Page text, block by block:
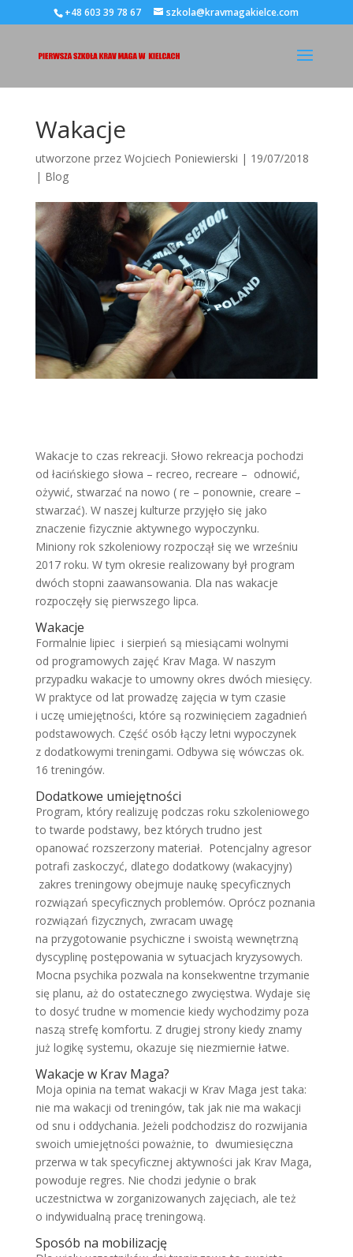
+48 603 39 78 67 szkola@kravmagakielce.com
Wakacje
utworzone przez Wojciech Poniewierski | 19/07/2018
| Blog
Wakacje to czas rekreacji. Słowo rekreacja pochodzi
od łacińskiego słowa – recreo, recreare – odnowić,
ożywić, stwarzać na nowo ( re – ponownie, creare –
stwarzać). W naszej kulturze przyjęło się jako
znaczenie fizycznie aktywnego wypoczynku.
Miniony rok szkoleniowy rozpoczął się we wrześniu
2017 roku. W tym okresie realizowany był program
dwóch stopni zaawansowania. Dla nas wakacje
rozpoczęły się pierwszego lipca.
Wakacje
Formalnie lipiec i sierpień są miesiącami wolnymi
od programowych zajęć Krav Maga. W naszym
przypadku wakacje to umowny okres dwóch miesięcy.
W praktyce od lat prowadzę zajęcia w tym czasie
i uczę umiejętności, które są rozwinięciem zagadnień
podstawowych. Część osób łączy letni wypoczynek
z dodatkowymi treningami. Odbywa się wówczas ok.
16 treningów.
Dodatkowe umiejętności
Program, który realizuję podczas roku szkoleniowego
to twarde podstawy, bez których trudno jest
opanować rozszerzony materiał. Potencjalny agresor
potrafi zaskoczyć, dlatego dodatkowy (wakacyjny)
zakres treningowy obejmuje naukę specyficznych
rozwiązań specyficznych problemów. Oprócz poznania
rozwiązań fizycznych, zwracam uwagę
na przygotowanie psychiczne i swoistą wewnętrzną
dyscyplinę postępowania w sytuacjach kryzysowych.
Mocna psychika pozwala na konsekwentne trzymanie
się planu, aż do ostatecznego zwycięstwa. Wydaje się
to dosyć trudne w momencie kiedy wychodzimy poza
naszą strefę komfortu. Z drugiej strony kiedy znamy
już logikę systemu, okazuje się niezmiernie łatwe.
Wakacje w Krav Maga?
Moja opinia na temat wakacji w Krav Maga jest taka:
nie ma wakacji od treningów, tak jak nie ma wakacji
od snu i oddychania. Jeżeli podchodzisz do rozwijania
swoich umiejętności poważnie, to dwumiesięczna
przerwa w tak specyficznej aktywności jak Krav Maga,
powoduje regres. Nie chodzi jedynie o brak
uczestnictwa w zorganizowanych zajęciach, ale też
o indywidualną pracę treningową.
Sposób na mobilizację